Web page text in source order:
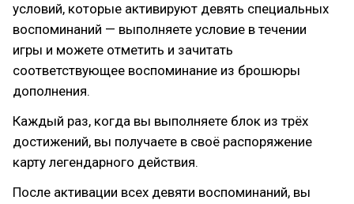
условий, которые активируют девять специальных
воспоминаний — выполняете условие в течении
игры и можете отметить и зачитать
соответствующее воспоминание из брошюры
дополнения.
Каждый раз, когда вы выполняете блок из трёх
достижений, вы получаете в своё распоряжение
карту легендарного действия.
После активации всех девяти воспоминаний, вы